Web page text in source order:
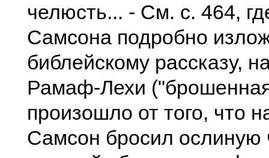
челюсть... - См. с. 464,
Самсона подробно
библейскому рассказу,
Рамаф-Лехи
произошло от того, что
Самсон бросил ослиную